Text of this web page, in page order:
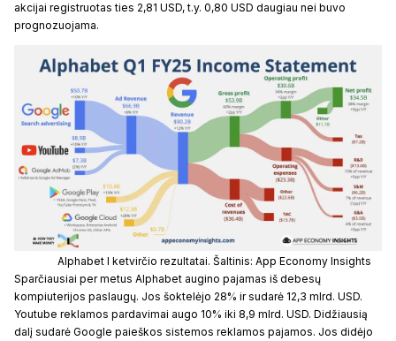
akcijai registruotas ties 2,81 USD, t.y. 0,80 USD daugiau nei buvo
prognozuojama.
Alphabet I ketvirčio rezultatai. Šaltinis: App Economy Insights
Sparčiausiai per metus Alphabet augino pajamas iš debesų
kompiuterijos paslaugų. Jos šoktelėjo 28% ir sudarė 12,3 mlrd. USD.
Youtube reklamos pardavimai augo 10% iki 8,9 mlrd. USD. Didžiausią
dalį sudarė Google paieškos sistemos reklamos pajamos. Jos didėjo